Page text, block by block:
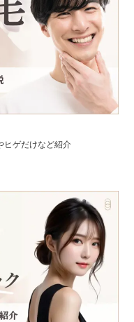
ヒゲだけなど紹介